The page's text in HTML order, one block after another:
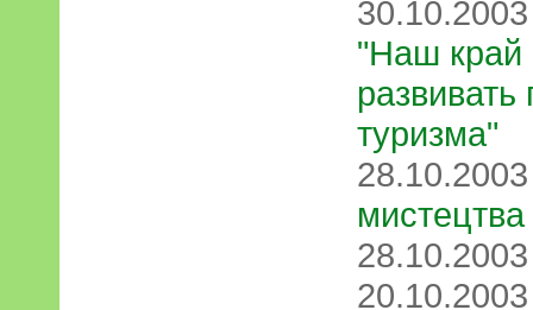
"Наш край
туризма"
мистецтва